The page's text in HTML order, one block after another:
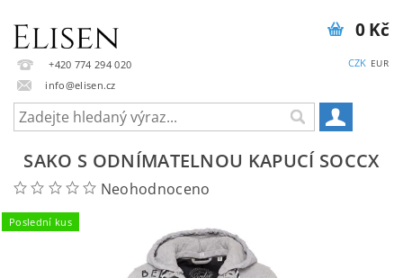
+420 774 294 020
info@elisen.cz
CZK EUR
0 Kč
SAKO S ODNÍMATELNOU KAPUCÍ SOCCX
Neohodnoceno
Poslední kus